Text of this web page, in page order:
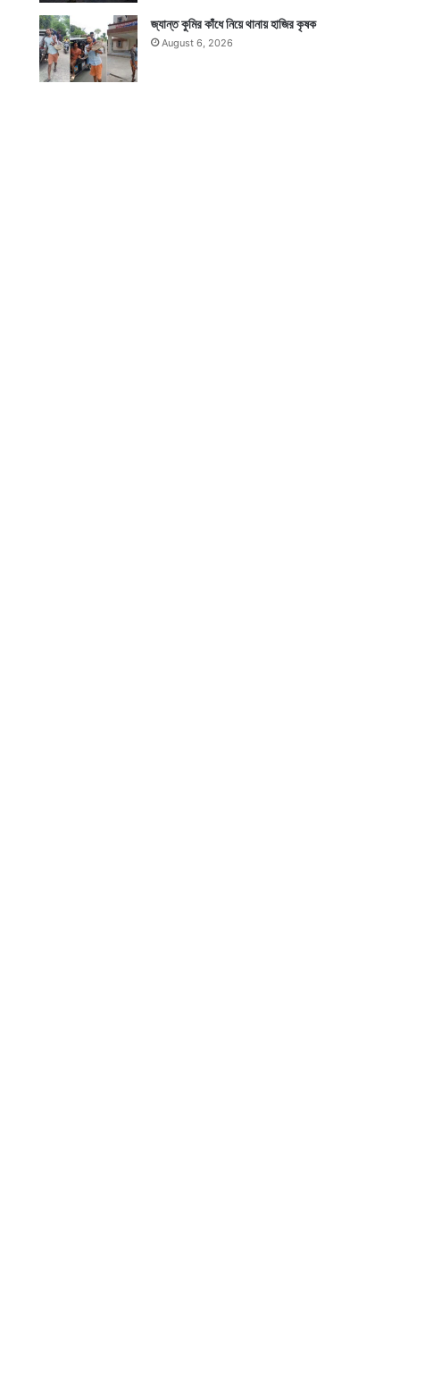
জ্যান্ত কুমির কাঁধে নিয়ে থানায় হাজির কৃষক
August 6, 2026